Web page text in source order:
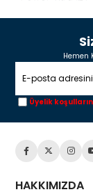
Hemen
Üyelik
HAKKIMIZDA